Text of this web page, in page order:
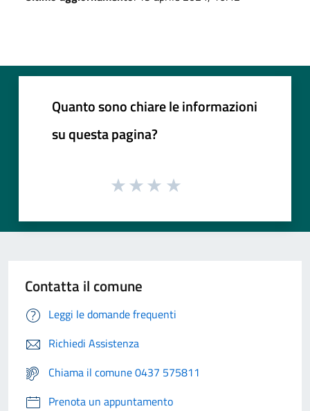
Quanto sono chiare le informazioni
su questa pagina?
Contatta il comune
Leggi le domande frequenti
Richiedi Assistenza
Chiama il comune 0437 575811
Prenota un appuntamento